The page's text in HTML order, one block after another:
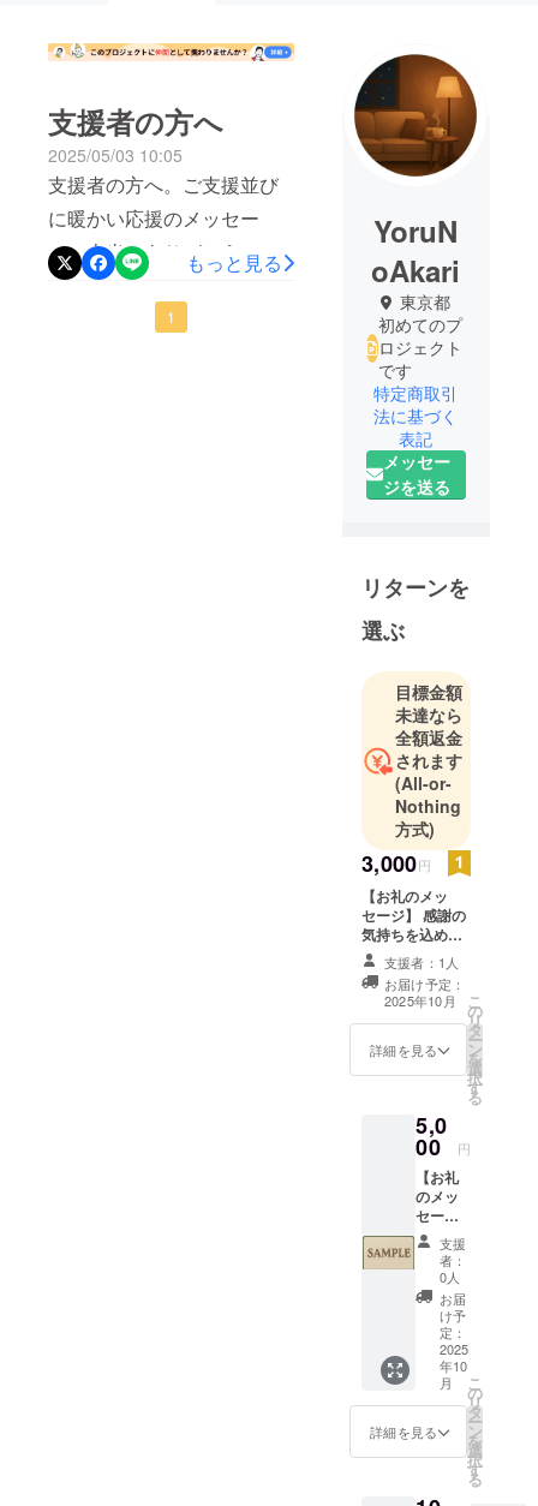
支援者の方へ
2025/05/03 10:05
支援者の方へ。ご支援並び
に暖かい応援のメッセー
ジ、本当にありがとうござ
います！素敵な空間を提供
すべく物件、家具の選定及
もっと見る
1
YoruN
oAkari
東京都
初めてのプ
ロジェクト
です
特定商取引
法に基づく
表記
メッセー
ジを送る
リターンを
選ぶ
目標金額
未達なら
全額返金
されます
(All-or-
Nothing
方式)
3,000円
【お礼のメッ
セージ】 感謝の
気持ちを込め
て、お礼のメッ
セージをお送り
します。
支援者：1人
お届け予定：
2025年10月
詳細を見る
こ
の
リ
タ
ー
ン
を
選
択
す
る
5,0
00 円
【お礼
のメッ
セー
ジ】+
【お名
前の掲
載(希望
者の
み)】 感
謝の気
持ちを
込め
て、お
礼の
メッ
セージ
支援
者：
0人
お届
け予
定：
2025
年10
月
詳細を見る
こ
の
リ
タ
ー
ン
を
選
択
す
る